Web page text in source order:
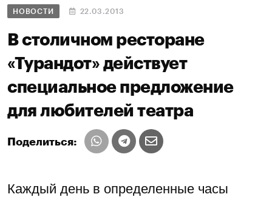
НОВОСТИ 22.03.2013
В столичном ресторане
«Турандот» действует
специальное предложение
для любителей театра
Поделиться:
Каждый день в определенные часы